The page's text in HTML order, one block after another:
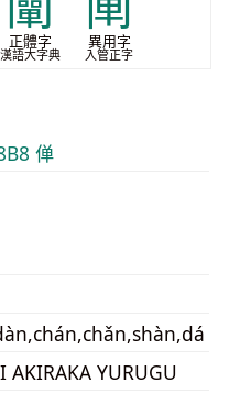
正體字
漢語大字典
異用字
入管正字
𫢸
AKIRAKA YURUGU